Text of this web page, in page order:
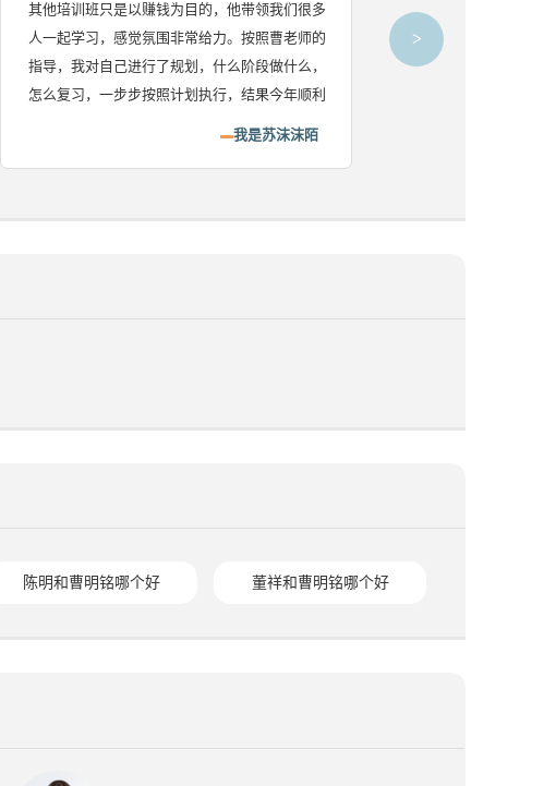
其他培训班只是以赚钱为目的，他带领我们很多
人一起学习，感觉氛围非常给力。按照曹老师的
指导，我对自己进行了规划，什么阶段做什么，
怎么复习，一步步按照计划执行，结果今年顺利
我是苏沫沫陌
解，提高了好几
>
陈明和曹明铭哪个好 董祥和曹明铭哪个好